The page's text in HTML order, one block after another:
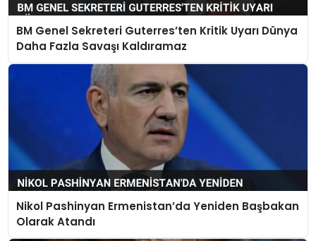
BM Genel Sekreteri Guterres’ten Kritik Uyarı Dünya
Daha Fazla Savaşı Kaldıramaz
Nikol Pashinyan Ermenistan’da Yeniden Başbakan
Olarak Atandı